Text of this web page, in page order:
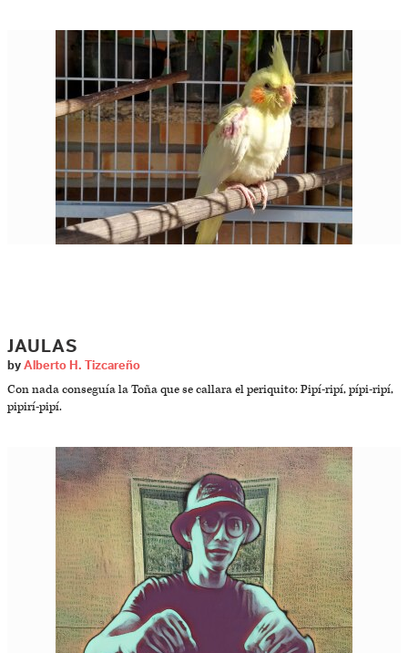
JAULAS
by Alberto H. Tizcareño
Con nada conseguía la Toña que se callara el periquito: Pipí-ripí, pípi-ripí,
pipirí-pipí.